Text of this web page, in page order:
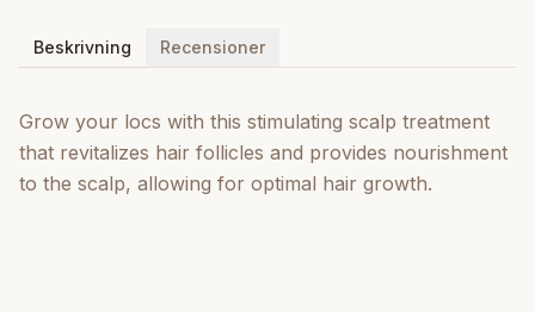
Beskrivning Recensioner
Grow your locs with this stimulating scalp treatment
that revitalizes hair follicles and provides nourishment
to the scalp, allowing for optimal hair growth.